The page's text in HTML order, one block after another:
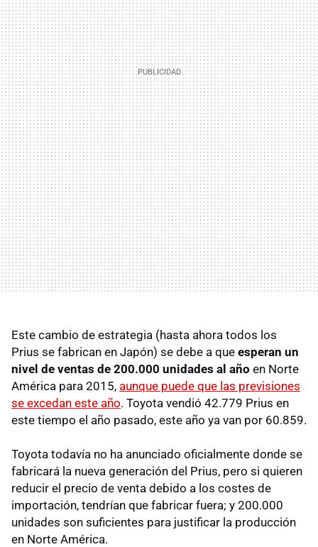
Este cambio de estrategia (hasta ahora todos los
Prius se fabrican en Japón) se debe a que esperan un
nivel de ventas de 200.000 unidades al año en Norte
América para 2015, aunque puede que las previsiones
se excedan este año. Toyota vendió 42.779 Prius en
este tiempo el año pasado, este año ya van por 60.859.
Toyota todavía no ha anunciado oficialmente donde se
fabricará la nueva generación del Prius, pero si quieren
reducir el precio de venta debido a los costes de
importación, tendrían que fabricar fuera; y 200.000
unidades son suficientes para justificar la producción
en Norte América.